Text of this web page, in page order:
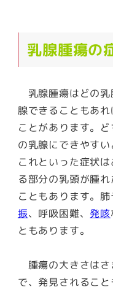
乳腺腫瘍の
乳腺腫瘍はどの乳
腺できることもあ
ことがあります。
の乳腺にできやす
これといった症状
る部分の乳頭が腫
こともあります。肺
振、呼吸困難、 発咳
ともあります。
腫瘍の大きさはさ
で、発見されるこ